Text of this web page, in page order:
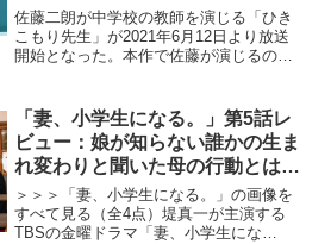
典に宣戦布告？（※ストーリーネ
タバレあり）
佐藤二朗が中学校の教師を演じる「ひき
こもり先生」が2021年6月12日より放送
開始となった。本作で佐藤が演じるのは
勤講師となる上嶋陽平。本記事では、
「ひきこもり先生」...
「妻、小学生になる。」第5話レ
ビュー：娘が知らない誰かの生ま
れ変わりと聞いた母の行動とは？
（※ストーリーネタバレあり）
＞＞＞「妻、小学生になる。」の画像を
すべて見る（全4点）堤真一が主演する
TBSの金曜ドラマ「妻、小学生にな